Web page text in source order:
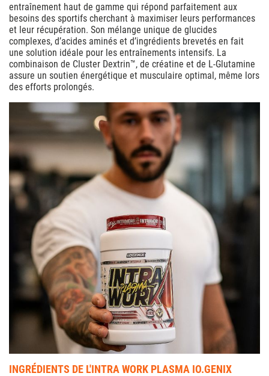
entraînement haut de gamme qui répond parfaitement aux
besoins des sportifs cherchant à maximiser leurs performances
et leur récupération. Son mélange unique de glucides
complexes, d’acides aminés et d’ingrédients brevetés en fait
une solution idéale pour les entraînements intensifs. La
combinaison de Cluster Dextrin™, de créatine et de L-Glutamine
assure un soutien énergétique et musculaire optimal, même lors
des efforts prolongés.
INGRÉDIENTS DE L'INTRA WORK PLASMA IO.GENIX